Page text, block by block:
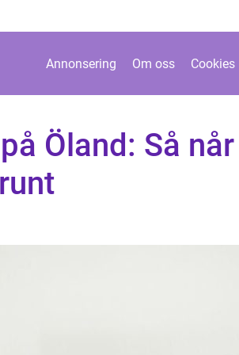
Annonsering Om oss Cookies
Öland: Så